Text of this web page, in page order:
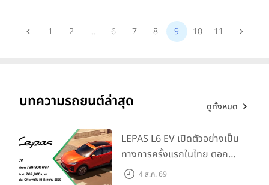
1 2 ... 6 7 8 9 10 11
บทความรถยนต์ล่าสุด ดูทั้งหมด
LEPAS L6 EV เปิดตัวอย่างเป็น
ทางการครั้งแรกในไทย ตอกย้ำ
วิสัยทัศน์ “Drive Your
4 ส.ค. 69